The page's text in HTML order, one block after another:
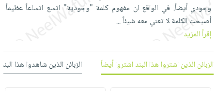
بالأسنان
الحمية
والتغذية
أدوات
المائدة
الأوعية
أدوات
المطبخ
مبيعاً
العودة
للمدارس
اكسسوارات
كتب
مجاني
بنود
اشتراكات
كلبحث
متقدم
وجودي أيضاً. في الواقع ان مفهوم كلمة "وجودية" اتسع اتساعاً عظيماً
أصبحت الكلمة لا تعني معه شيئاً...
إقرأ المزيد
الزبائن الذين اشتروا هذا البند اشتروا أيضاً الزبائن الذين شاهدوا هذا